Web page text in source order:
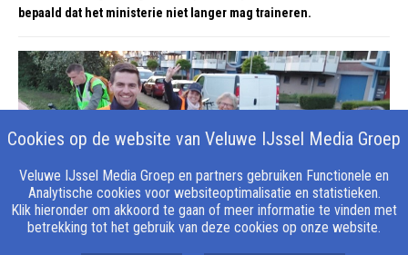
bepaald dat het ministerie niet langer mag traineren.
Cookies op de website van Veluwe IJssel Media Groep
Veluwe IJssel Media Groep en partners gebruiken Functionele en
Analytische cookies voor websiteoptimalisatie en statistieken.
Klik hieronder om akkoord te gaan of meer informatie te vinden met
betrekking tot het gebruik van deze cookies op onze website.